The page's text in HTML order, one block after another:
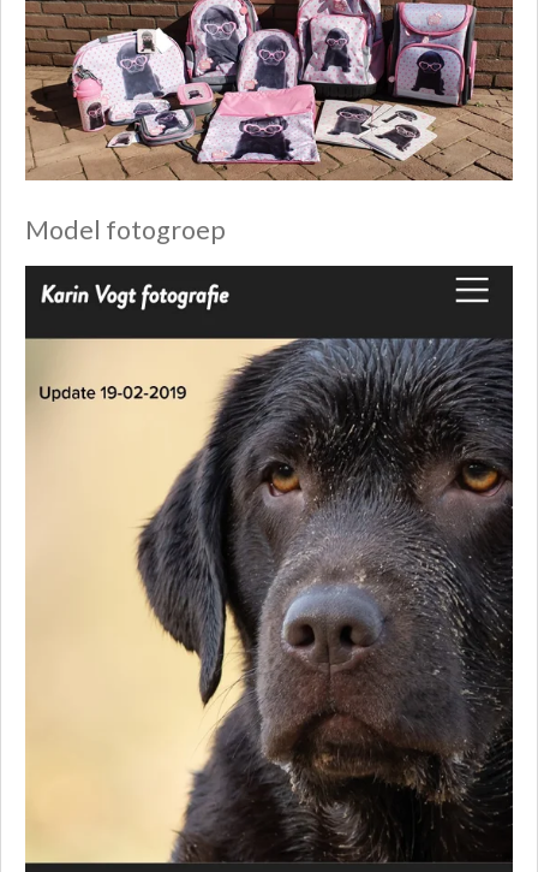
Model fotogroep